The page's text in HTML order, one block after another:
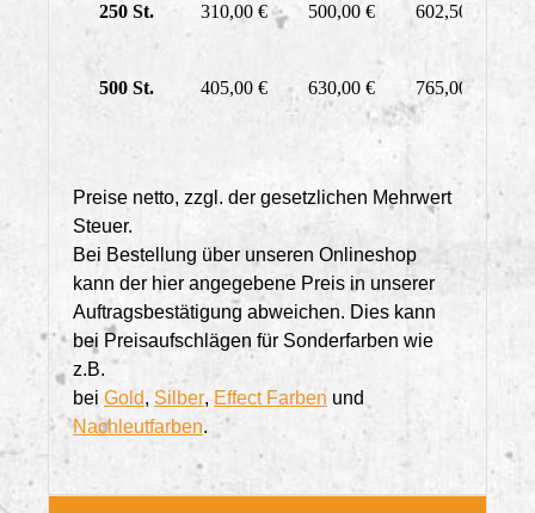
250 St. 310,00 € 500,00 € 602,50 €
500 St. 405,00 € 630,00 € 765,00 €
Preise netto, zzgl. der gesetzlichen Mehrwert
Steuer.
Bei Bestellung über unseren Onlineshop
kann der hier angegebene Preis in unserer
Auftragsbestätigung abweichen. Dies kann
bei Preisaufschlägen für Sonderfarben wie
z.B.
bei Gold, Silber, Effect Farben und
Nachleutfarben.